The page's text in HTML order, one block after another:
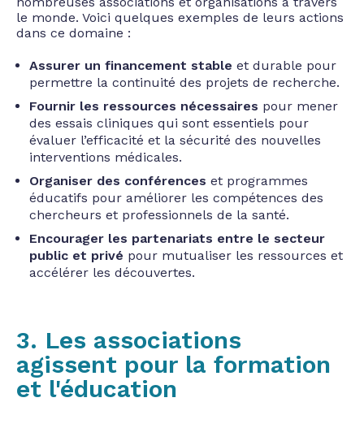
le monde. Voici quelques exemples de leurs actions
dans ce domaine :
Assurer un financement stable et durable pour
permettre la continuité des projets de recherche.
Fournir les ressources nécessaires pour mener
des essais cliniques qui sont essentiels pour
évaluer l’efficacité et la sécurité des nouvelles
interventions médicales.
Organiser des conférences et programmes
éducatifs pour améliorer les compétences des
chercheurs et professionnels de la santé.
Encourager les partenariats entre le secteur
public et privé pour mutualiser les ressources et
accélérer les découvertes.
3. Les associations
agissent pour la formation
et l'éducation